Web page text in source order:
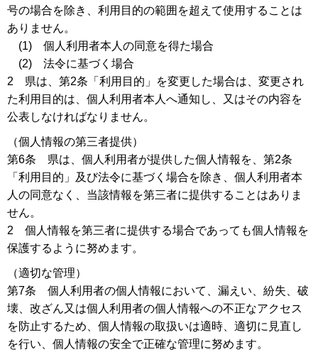
号の場合を除き、利用目的の範囲を超えて使用することは
ありません。
(1) 個人利用者本人の同意を得た場合
(2) 法令に基づく場合
2 県は、第2条「利用目的」を変更した場合は、変更され
た利用目的は、個人利用者本人へ通知し、又はその内容を
公表しなければなりません。
（個人情報の第三者提供）
第6条 県は、個人利用者が提供した個人情報を、第2条
「利用目的」及び法令に基づく場合を除き、個人利用者本
人の同意なく、当該情報を第三者に提供することはありま
せん。
2 個人情報を第三者に提供する場合であっても個人情報を
保護するように努めます。
（適切な管理）
第7条 個人利用者の個人情報において、漏えい、紛失、破
壊、改ざん又は個人利用者の個人情報への不正なアクセス
を防止するため、個人情報の取扱いは適時、適切に見直し
を行い、個人情報の安全で正確な管理に努めます。